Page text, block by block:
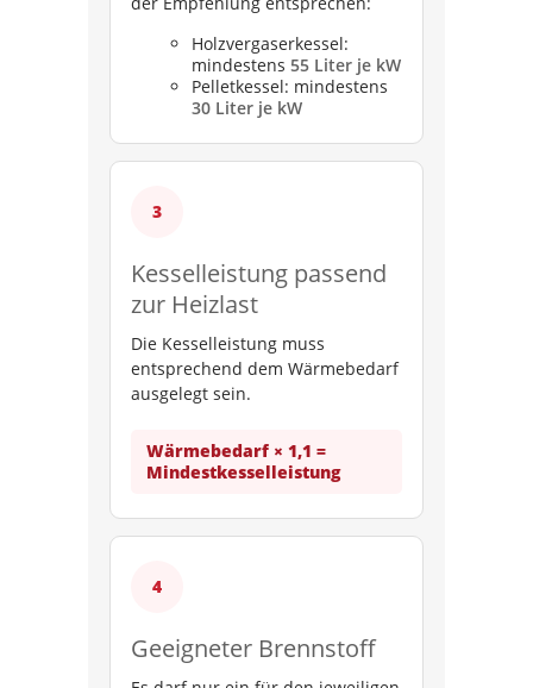
Holzvergaserkessel:
mindestens 55 Liter je kW
Pelletkessel: mindestens
30 Liter je kW
Kesselleistung passend
zur Heizlast
Die Kesselleistung muss
entsprechend dem Wärmebedarf
ausgelegt sein.
Wärmebedarf × 1,1 =
Mindestkesselleistung
Geeigneter Brennstoff